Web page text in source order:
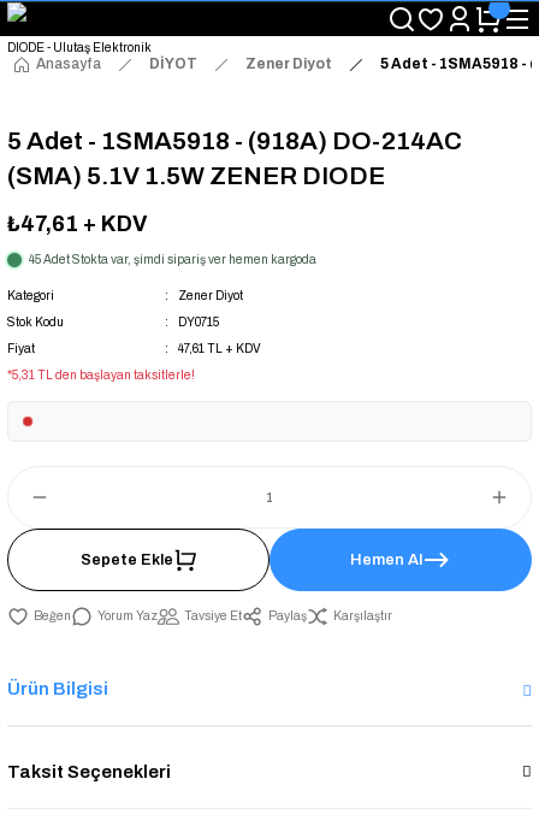
"Saat 14:00'a Kadar Verilen Siparişlerde Aynı Gün Kargo Avantajı!
"Binlerce Ürün Çeşitliliği ile Stoktan Hemen Teslim."
"Toptan Fiyatına Perakende Satış Avantajını Kaçırmayın!"
Anasayfa DİYOT Zener Diyot 5 Adet - 1SMA5918 -
5 Adet - 1SMA5918 - (918A) DO-214AC
(SMA) 5.1V 1.5W ZENER DIODE
₺47,61 + KDV
45 Adet Stokta var, şimdi sipariş ver hemen kargoda
Kategori
Zener Diyot
Stok Kodu
DY0715
Fiyat
47,61 TL + KDV
*5,31 TL den başlayan taksitlerle!
Sepete Ekle Hemen Al
Yorum Yaz Tavsiye Et Paylaş Karşılaştır
Ürün Bilgisi
Taksit Seçenekleri